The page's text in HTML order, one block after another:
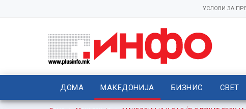
УСЛОВИ ЗА
ДОМА МАКЕДОНИЈА БИЗНИС СВЕТ